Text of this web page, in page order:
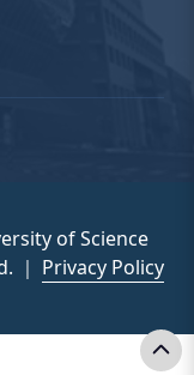
of Science
｜ Privacy Policy